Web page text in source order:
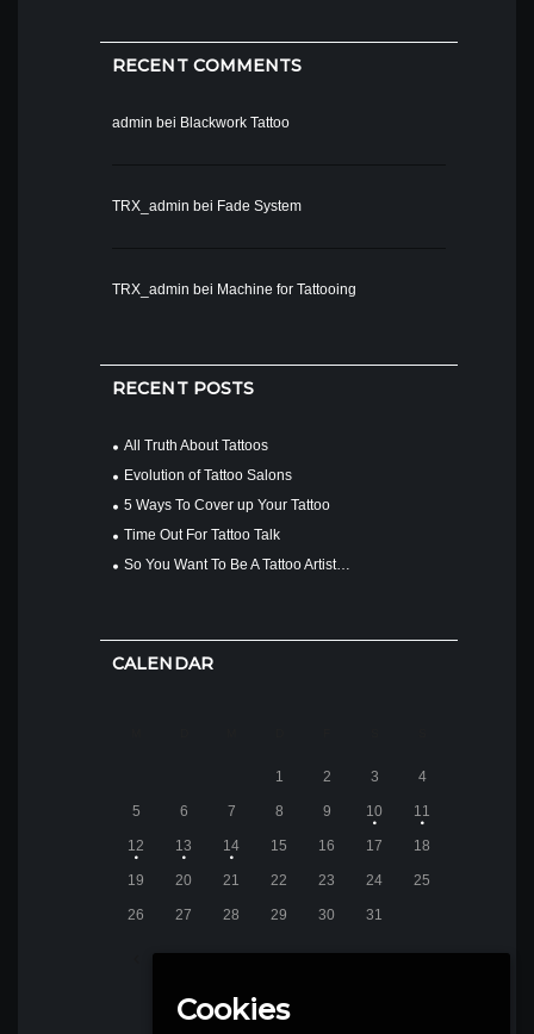
RECENT COMMENTS
admin bei Blackwork Tattoo
TRX_admin bei Fade System
TRX_admin bei Machine for Tattooing
RECENT POSTS
All Truth About Tattoos
Evolution of Tattoo Salons
5 Ways To Cover up Your Tattoo
Time Out For Tattoo Talk
So You Want To Be A Tattoo Artist…
CALENDAR
JANUAR2015
1 2 3 4
5 6 7 8 9 10 11
12 13 14 15 16 17 18
19 20 21 22 23 24 25
26 27 28 29 30 31
Cookies